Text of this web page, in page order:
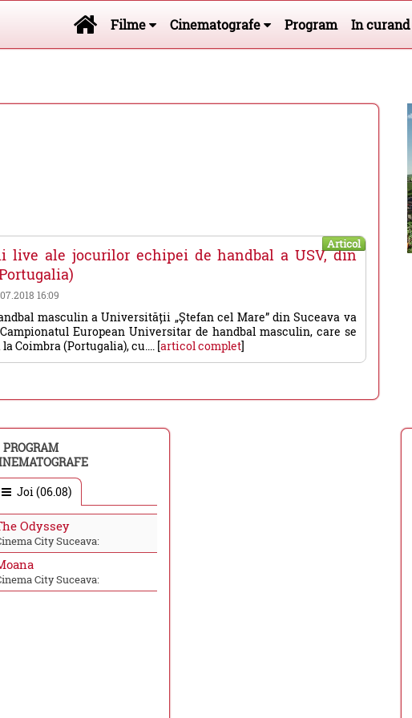
Filme Cinematografe Program In curand
Articol
live ale jocurilor echipei de handbal a USV, din
16:09
masculin a Universității „Ștefan cel Mare” din Suceava va
European Universitar de handbal masculin, care se
Coimbra (Portugalia), cu.... [articol complet]
PROGRAM
Joi (06.08)
Odyssey
City Suceava:
City Suceava: